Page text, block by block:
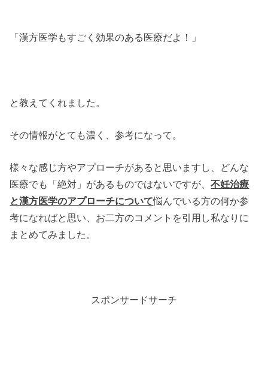
「漢方医学もすごく効果のある医療だよ！」
と教えてくれました。
その情報がとても濃く、参考になって。
様々な感じ方やアプローチがあると思いますし、どんな
医療でも「絶対」があるものではないですが、不妊治療
と漢方医学のアプローチについて悩んでいる方の何か参
考になればと思い、お二方のコメントを引用し私なりに
まとめてみました。
スポンサードサーチ